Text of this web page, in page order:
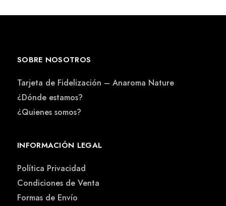
SOBRE NOSOTROS
Tarjeta de Fidelización – Anaroma Nature
¿Dónde estamos?
¿Quienes somos?
INFORMACIÓN LEGAL
Política Privacidad
Condiciones de Venta
Formas de Envío